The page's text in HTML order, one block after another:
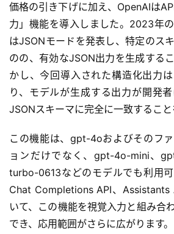
価格の引き下げに加え、OpenAIは
力」機能を導入しました。2023年
はJSONモードを発表し、特定のス
のの、有効なJSON出力を生成する
かし、今回導入された構造化出力
り、モデルが生成する出力が開発
JSONスキーマに完全に一致すること
この機能は、gpt-4oおよびそのフ
ョンだけでなく、gpt-4o-mini、
turbo-0613などのモデルでも利用可
Chat Completions API、Assistants
いて、この機能を視覚入力と組み合
でき、応用範囲がさらに広がります。